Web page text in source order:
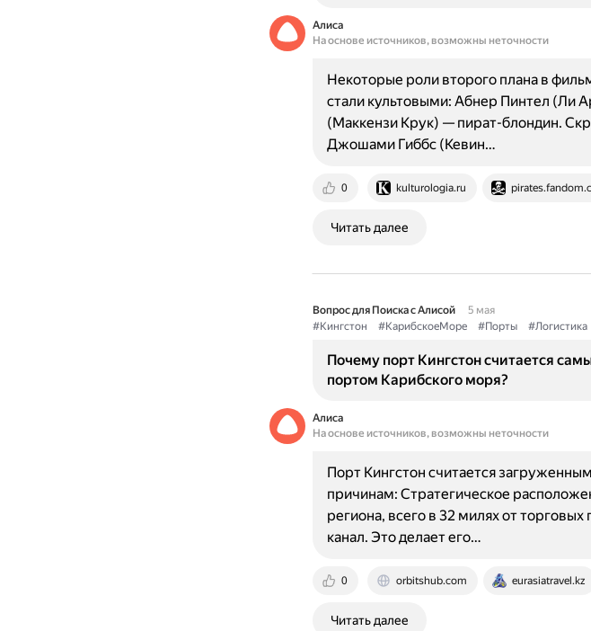
Алиса
На основе источников, возможны неточности
0 kulturologia.ru
Некоторые роли второго плана в
стали культовыми: Абнер Пинтел (Ли
(Маккензи Крук) — пират-блондин.
Джошами Гиббс (Кевин…
Читать далее
Вопрос для Поиска с Алисой
5 мая
#Кингстон
#КарибскоеМоре #Порты #Логистика
Почему порт Кингстон считается
портом Карибского моря?
Алиса
На основе источников, возможны неточности
0 orbitshub.com eurasiatravel.kz
Порт Кингстон считается
причинам: Стратегическое
региона, всего в 32 милях от
канал. Это делает его…
Читать далее